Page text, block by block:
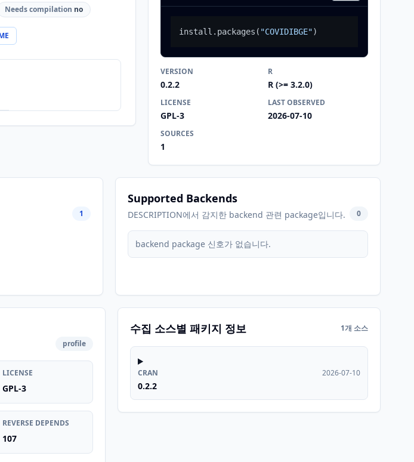
Needs compilation no
install.packages ( "COVIDIBGE")
VERSION
0.2.2
R
R (>= 3.2.0)
LICENSE
GPL-3
LAST OBSERVED
2026-07-10
SOURCES
1
1
Supported Backends
DESCRIPTION에서 감지한 backend 관련 package입니다. 0
backend package 신호가 없습니다.
profile
LICENSE
GPL-3
REVERSE DEPENDS
107
수집 소스별 패키지 정보 1개 소스
CRAN
0.2.2
2026-07-10